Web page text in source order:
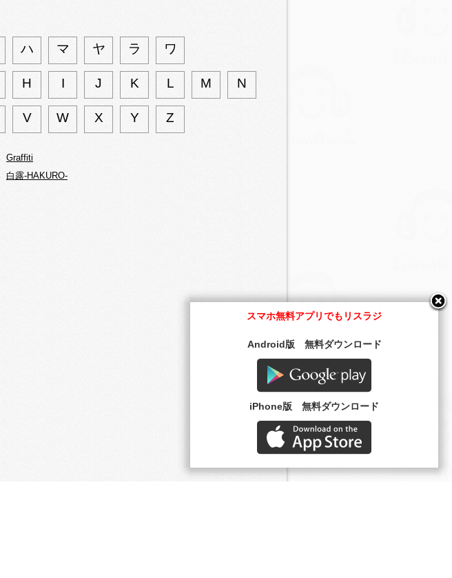
ハ マ ヤ ラ ワ
H I J K L M N
V W X Y Z
Graffiti
白露-HAKURO-
スマホ無料アプリでもリスラジ
Android版 無料ダウンロード
iPhone版 無料ダウンロード